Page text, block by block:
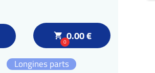
local_grocery_store
00.00 €
Longines parts